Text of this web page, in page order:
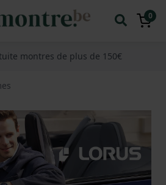
0
montres de plus de 150€